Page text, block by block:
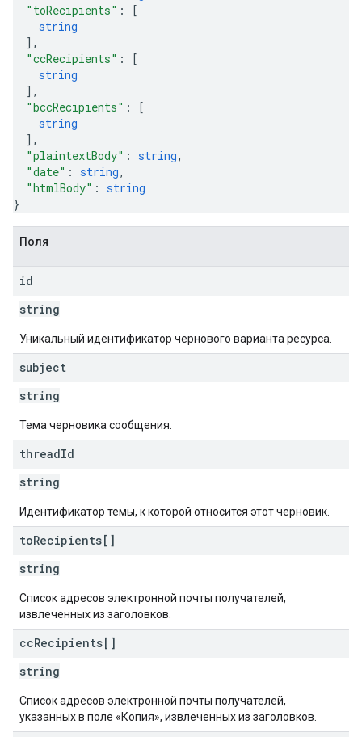
"toRecipients" :
[
string
] ,
"ccRecipients" :
[
string
] ,
"bccRecipients" :
[
string
] ,
"plaintextBody" : string,
"date" : string,
"htmlBody" : string
}
Поля
id
string
Уникальный идентификатор чернового варианта ресурса.
subject
string
Тема черновика сообщения.
threadId
string
Идентификатор темы, к которой относится этот черновик.
toRecipients[]
string
Список адресов электронной почты получателей,
извлеченных из заголовков.
ccRecipients[]
string
Список адресов электронной почты получателей,
указанных в поле «Копия», извлеченных из заголовков.